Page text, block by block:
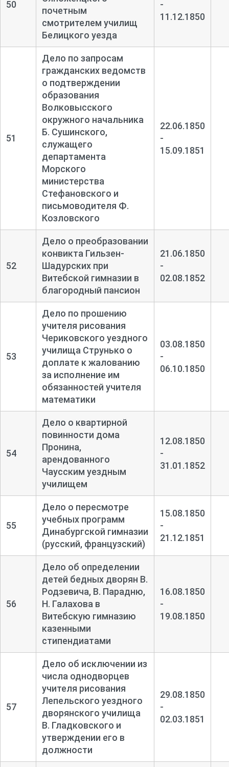
50
почетным
смотрителем училищ
Белицкого уезда
-
11.12.1850
51
Дело по запросам
гражданских ведомств
о подтверждении
образования
Волковысского
окружного начальника
Б. Сушинского,
служащего
департамента
Морского
министерства
Стефановского и
письмоводителя Ф.
Козловского
22.06.1850
-
15.09.1851
52
Дело о преобразовании
конвикта Гильзен-
Шадурских при
Витебской гимназии в
благородный пансион
21.06.1850
-
02.08.1852
53
Дело по прошению
учителя рисования
Чериковского уездного
училища Струнько о
доплате к жалованию
за исполнение им
обязанностей учителя
математики
03.08.1850
-
06.10.1850
54
Дело о квартирной
повинности дома
Пронина,
арендованного
Чаусским уездным
училищем
12.08.1850
-
31.01.1852
55
Дело о пересмотре
учебных программ
Динабургской гимназии
(русский, французский)
15.08.1850
-
21.12.1851
56
Дело об определении
детей бедных дворян В.
Родзевича, В. Парадню,
Н. Галахова в
Витебскую гимназию
казенными
стипендиатами
16.08.1850
-
19.08.1850
57
Дело об исключении из
числа однодворцев
учителя рисования
Лепельского уездного
дворянского училища
В. Гладковского и
утверждении его в
должности
29.08.1850
-
02.03.1851